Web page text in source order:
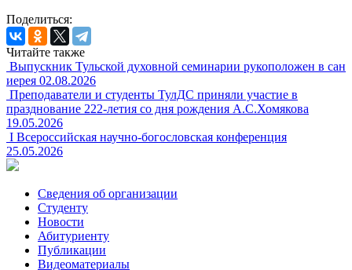
Поделиться:
Читайте также
Выпускник Тульской духовной семинарии рукоположен в сан
иерея 02.08.2026
Преподаватели и студенты ТулДС приняли участие в
празднование 222-летия со дня рождения А.С.Хомякова
19.05.2026
I Всероссийская научно-богословская конференция
25.05.2026
Сведения об организации
Студенту
Новости
Абитуриенту
Публикации
Видеоматериалы